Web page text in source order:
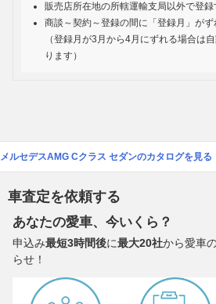
販売店所在地の所轄運輸支局以外で登録
商談～契約～登録の間に「登録月」がず
（登録月が3月から4月にずれる場合は
ります）
メルセデスAMG Cクラス セダンのカタログを見る
車査定を依頼する
あなたの愛車、今いくら？
申込み最短3時間後に最大20社から愛車
らせ！